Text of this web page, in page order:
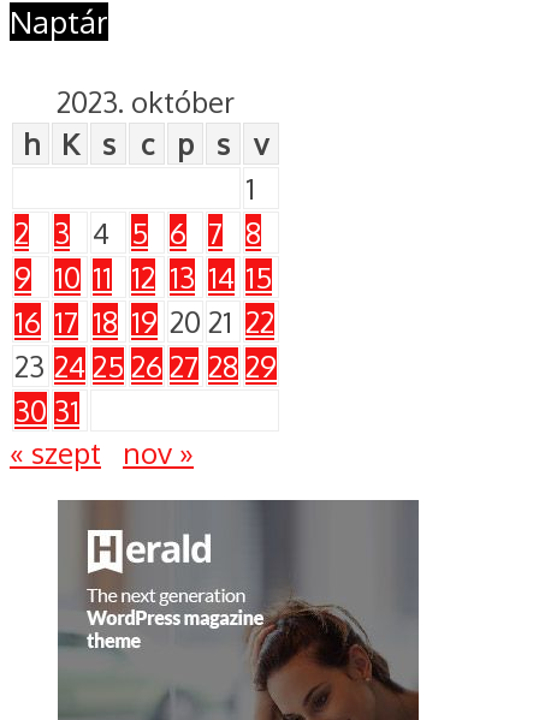
Naptár
2023. október
h
K s c p s
v
1
2
3 4 5 6 7
8
9
10 11 12 13 14 15
16 17 18 19 20 21 22
23 2425 26 27 28 29
30 31
« szept
nov »